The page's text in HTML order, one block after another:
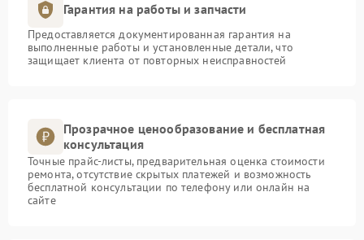
Гарантия на работы и запчасти
Предоставляется документированная гарантия на
выполненные работы и установленные детали, что
защищает клиента от повторных неисправностей
Прозрачное ценообразование и бесплатная
консультация
Точные прайс-листы, предварительная оценка стоимости
ремонта, отсутствие скрытых платежей и возможность
бесплатной консультации по телефону или онлайн на
сайте